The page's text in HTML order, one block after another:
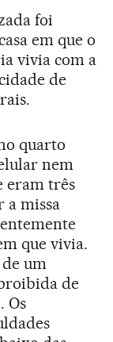
foi
em que o
vivia com a
de
quarto
nem
eram três
a missa
que vivia.
um
de
Os